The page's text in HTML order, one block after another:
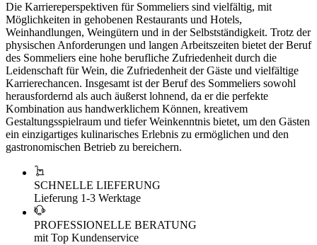
Die Karriereperspektiven für Sommeliers sind vielfältig, mit
Möglichkeiten in gehobenen Restaurants und Hotels,
Weinhandlungen, Weingütern und in der Selbstständigkeit. Trotz der
physischen Anforderungen und langen Arbeitszeiten bietet der Beruf
des Sommeliers eine hohe berufliche Zufriedenheit durch die
Leidenschaft für Wein, die Zufriedenheit der Gäste und vielfältige
Karrierechancen. Insgesamt ist der Beruf des Sommeliers sowohl
herausfordernd als auch äußerst lohnend, da er die perfekte
Kombination aus handwerklichem Können, kreativem
Gestaltungsspielraum und tiefer Weinkenntnis bietet, um den Gästen
ein einzigartiges kulinarisches Erlebnis zu ermöglichen und den
gastronomischen Betrieb zu bereichern.
SCHNELLE LIEFERUNG
Lieferung 1-3 Werktage
PROFESSIONELLE BERATUNG
mit Top Kundenservice